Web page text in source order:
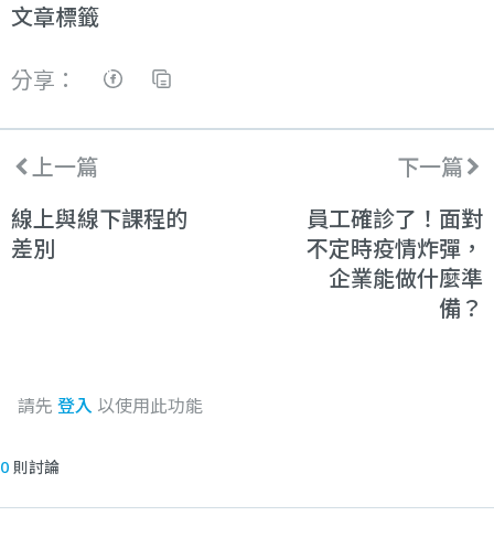
文章標籤
分享：
上一篇
線上與線下課程的
差別
下一篇
員工確診了！面對
不定時疫情炸彈，
企業能做什麼準
備？
請先 登入 以使用此功能
0 則討論